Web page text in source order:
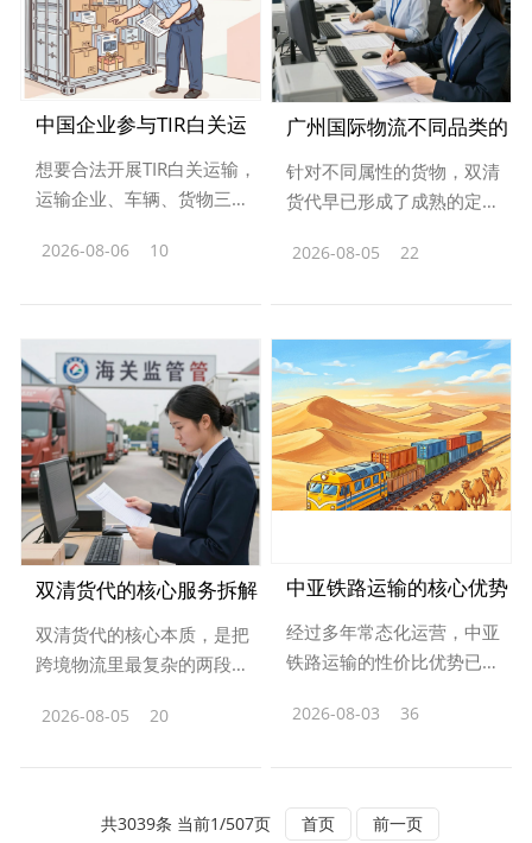
中国企业参与TIR白关运
输的合规准入条件
想要合法开展TIR白关运输，
运输企业、车辆、货物三方
求，缺一不可。对于运输企
中国道路运···
2026-08-06 10
广州国际物流不同品类的
双清适配方案
针对不同属性的货物，双清
货代早已形成了成熟的定制
跨境出货需求：‌普通普货
双清服务里最成···
2026-08-05 22
双清货代的核心服务拆解
双清货代的核心本质，是把
跨境物流里最复杂的两段跨
务——从国内出口报关、订
送，全链路由一家货···
2026-08-05 20
中亚铁路运输的核心优势
与成本时效表现
经过多年常态化运营，中亚
铁路运输的性价比优势已经
输，中亚班列常态化开行
15%，通关时间···
2026-08-03 36
共3039条 当前1/507页 首页 前一页